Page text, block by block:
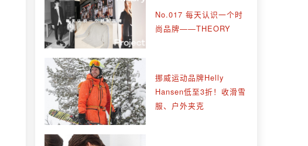
No.017 每天认识一个时
尚品牌——THEORY
挪威运动品牌Helly
Hansen低至3折！收滑雪
服、户外夹克